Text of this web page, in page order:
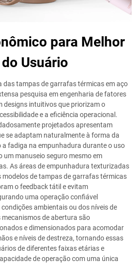
para Melhor
Usuário
das tampas de garrafas térmicas em aço
pesquisa em engenharia de fatores
designs intuitivos que priorizam o
e a eficiência operacional.
projetados apresentam
se adaptam naturalmente à forma da
a fadiga na empunhadura durante o uso
um manuseio seguro mesmo em
As áreas de empunhadura texturizadas
de tampas de garrafas térmicas
o feedback tátil e evitam
uma operação confiável
ambientais ou dos níveis de
de abertura são
e dimensionados para acomodar
e níveis de destreza, tornando essas
de diferentes faixas etárias e
de operação com uma única